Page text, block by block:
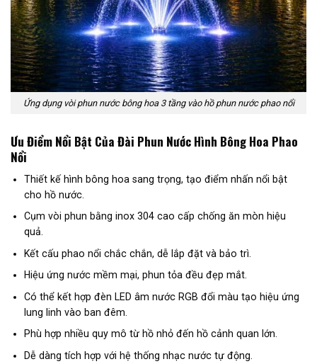
Ứng dụng vòi phun nước bông hoa 3 tầng vào hồ phun nước phao nổi
Ưu Điểm Nổi Bật Của Đài Phun Nước Hình Bông Hoa Phao
Nổi
Thiết kế hình bông hoa sang trọng, tạo điểm nhấn nổi bật
cho hồ nước.
Cụm vòi phun bằng inox 304 cao cấp chống ăn mòn hiệu
quả.
Kết cấu phao nổi chắc chắn, dễ lắp đặt và bảo trì.
Hiệu ứng nước mềm mại, phun tỏa đều đẹp mắt.
Có thể kết hợp đèn LED âm nước RGB đổi màu tạo hiệu ứng
lung linh vào ban đêm.
Phù hợp nhiều quy mô từ hồ nhỏ đến hồ cảnh quan lớn.
Dễ dàng tích hợp với hệ thống nhạc nước tự động.